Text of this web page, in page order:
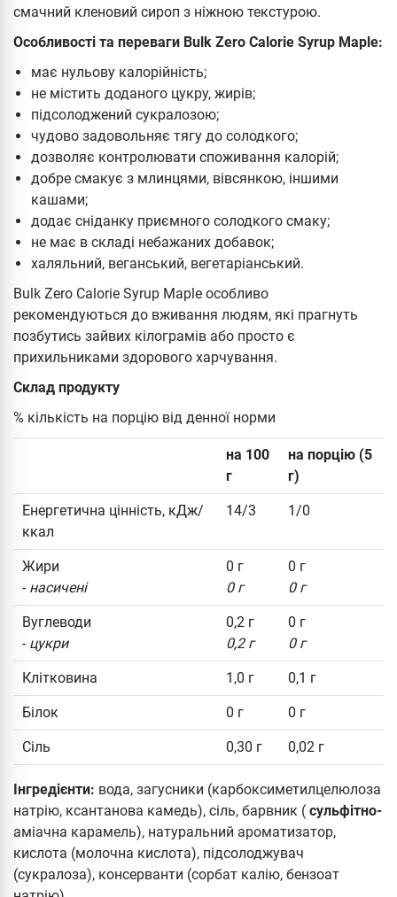
смачний кленовий сироп з ніжною текстурою.
Особливості та переваги Bulk Zero Calorie Syrup Maple:
має нульову калорійність;
не містить доданого цукру, жирів;
підсолоджений сукралозою;
чудово задовольняє тягу до солодкого;
дозволяє контролювати споживання калорій;
добре смакує з млинцями, вівсянкою, іншими
кашами;
додає сніданку приємного солодкого смаку;
не має в складі небажаних добавок;
халяльний, веганський, вегетаріанський.
Bulk Zero Calorie Syrup Maple особливо
рекомендуються до вживання людям, які прагнуть
позбутись зайвих кілограмів або просто є
прихильниками здорового харчування.
Склад продукту
% кількість на порцію від денної норми
на 100
г
на порцію (5
г)
Енергетична цінність, кДж/
ккал
14/3 1/0
Жири
- насичені
0 г
0 г
0 г
0 г
Вуглеводи
-цукри
0,2 г
0,2 г
0 г
0 г
Клітковина 1,0 г 0,1 г
Білок 0 г 0 г
Сіль 0,30 г 0,02 г
Інгредієнти: вода, загусники (карбоксиметилцелюлоза
натрію, ксантанова камедь), сіль, барвник ( сульфітно-
аміачна карамель), натуральний ароматизатор,
кислота (молочна кислота), підсолоджувач
(сукралоза), консерванти (сорбат калію, бензоат